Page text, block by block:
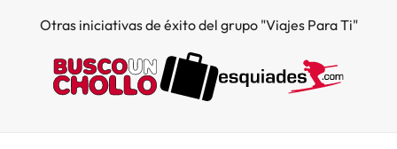
Otras iniciativas de éxito del grupo "Viajes Para Ti"